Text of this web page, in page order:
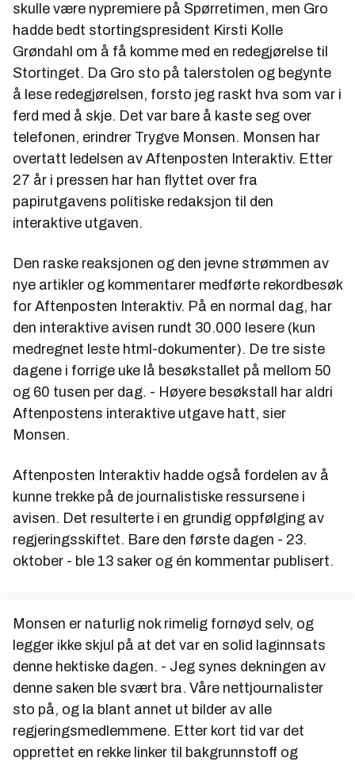
skulle være nypremiere på Spørretimen, men Gro
hadde bedt stortingspresident Kirsti Kolle
Grøndahl om å få komme med en redegjørelse til
Stortinget. Da Gro sto på talerstolen og begynte
å lese redegjørelsen, forsto jeg raskt hva som var i
ferd med å skje. Det var bare å kaste seg over
telefonen, erindrer Trygve Monsen. Monsen har
overtatt ledelsen av Aftenposten Interaktiv. Etter
27 år i pressen har han flyttet over fra
papirutgavens politiske redaksjon til den
interaktive utgaven.
Den raske reaksjonen og den jevne strømmen av
nye artikler og kommentarer medførte rekordbesøk
for Aftenposten Interaktiv. På en normal dag, har
den interaktive avisen rundt 30.000 lesere (kun
medregnet leste html-dokumenter). De tre siste
dagene i forrige uke lå besøkstallet på mellom 50
og 60 tusen per dag. - Høyere besøkstall har aldri
Aftenpostens interaktive utgave hatt, sier
Monsen.
Aftenposten Interaktiv hadde også fordelen av å
kunne trekke på de journalistiske ressursene i
avisen. Det resulterte i en grundig oppfølging av
regjeringsskiftet. Bare den første dagen - 23.
oktober - ble 13 saker og én kommentar publisert.
Monsen er naturlig nok rimelig fornøyd selv, og
legger ikke skjul på at det var en solid laginnsats
denne hektiske dagen. - Jeg synes dekningen av
denne saken ble svært bra. Våre nettjournalister
sto på, og la blant annet ut bilder av alle
regjeringsmedlemmene. Etter kort tid var det
opprettet en rekke linker til bakgrunnstoff og